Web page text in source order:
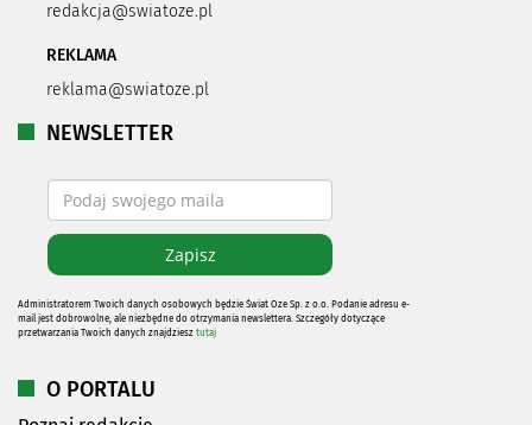
redakcja@swiatoze.pl
REKLAMA
reklama@swiatoze.pl
NEWSLETTER
Administratorem Twoich danych osobowych będzie Świat Oze Sp. z o.o. Podanie adresu e-
mail jest dobrowolne, ale niezbędne do otrzymania newslettera. Szczegóły dotyczące
przetwarzania Twoich danych znajdziesz tutaj
O PORTALU